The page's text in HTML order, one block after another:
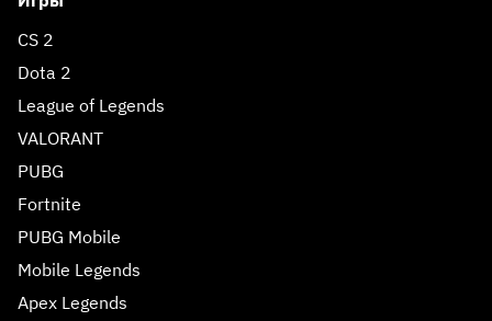
CS 2
Dota 2
League of Legends
VALORANT
PUBG
Fortnite
PUBG Mobile
Mobile Legends
Apex Legends